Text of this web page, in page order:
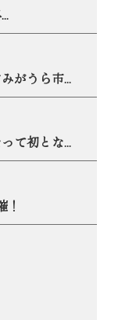
がうら市...
て初とな...